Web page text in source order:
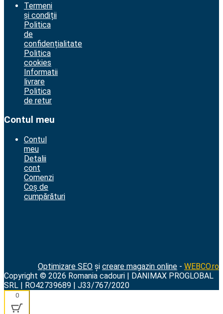
Termeni
și condiții
Politica
de
confidențialitate
Politica
cookies
Informatii
livrare
Politica
de retur
Contul meu
Contul
meu
Detalii
cont
Comenzi
Coș de
cumpărături
Optimizare SEO și creare magazin online - WEBCO.ro
Copyright © 2026 Romania cadouri | DANIMAX PROGLOBAL
SRL | RO42739689 | J33/767/2020
0